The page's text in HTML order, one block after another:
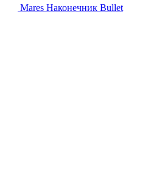
Mares Наконечник Bullet